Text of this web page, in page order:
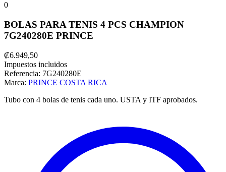
0
BOLAS PARA TENIS 4 PCS CHAMPION
7G240280E PRINCE
₡6.949,50
Impuestos incluidos
Referencia: 7G240280E
Marca: PRINCE COSTA RICA
Tubo con 4 bolas de tenis cada uno. USTA y ITF aprobados.